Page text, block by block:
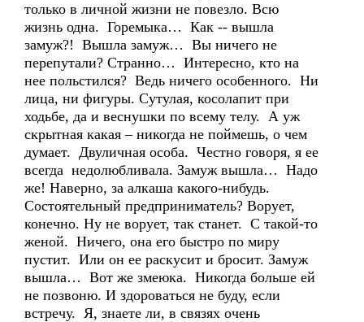
только в личной жизни не повезло. Всю
жизнь одна. Горемыка… Как -- вышла
замуж?! Вышла замуж… Вы ничего не
перепутали? Странно… Интересно, кто на
нее польстился? Ведь ничего особенного. Ни
лица, ни фигуры. Сутулая, косолапит при
ходьбе, да и веснушки по всему телу. А уж
скрытная какая – никогда не поймешь, о чем
думает. Двуличная особа. Честно говоря, я ее
всегда недолюбливала. Замуж вышла… Надо
же! Наверно, за алкаша какого-нибудь.
Состоятельный предприниматель? Ворует,
конечно. Ну не ворует, так станет. С такой-то
женой. Ничего, она его быстро по миру
пустит. Или он ее раскусит и бросит. Замуж
вышла… Вот же змеюка. Никогда больше ей
не позвоню. И здороваться не буду, если
встречу. Я, знаете ли, в связях очень